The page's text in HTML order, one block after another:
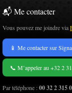
📬 Me contacter
Vous pouvez me joindre via
📱 Me contacter sur
📞 M’appeler au +32 2
Par téléphone :00 32 2 315